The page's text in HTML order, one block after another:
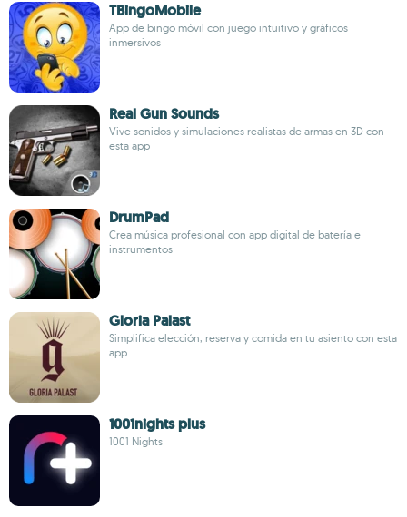
TBingoMobile
App de bingo móvil con juego intuitivo y gráficos
inmersivos
Real Gun Sounds
Vive sonidos y simulaciones realistas de armas en 3D con
esta app
DrumPad
Crea música profesional con app digital de batería e
instrumentos
Gloria Palast
Simplifica elección, reserva y comida en tu asiento con esta
app
1001nights plus
1001 Nights